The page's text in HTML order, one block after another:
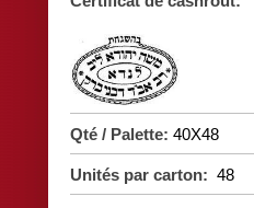
Qté / Palette: 40X48
Unités par carton: 48